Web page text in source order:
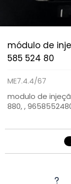
módulo de
585 524 80
ME7.4.4/67
modulo de
880, ,